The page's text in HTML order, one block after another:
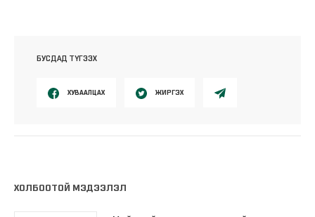
БУСДАД ТҮГЭЭХ
ХУВААЛЦАХ ЖИРГЭХ
ХОЛБООТОЙ МЭДЭЭЛЭЛ